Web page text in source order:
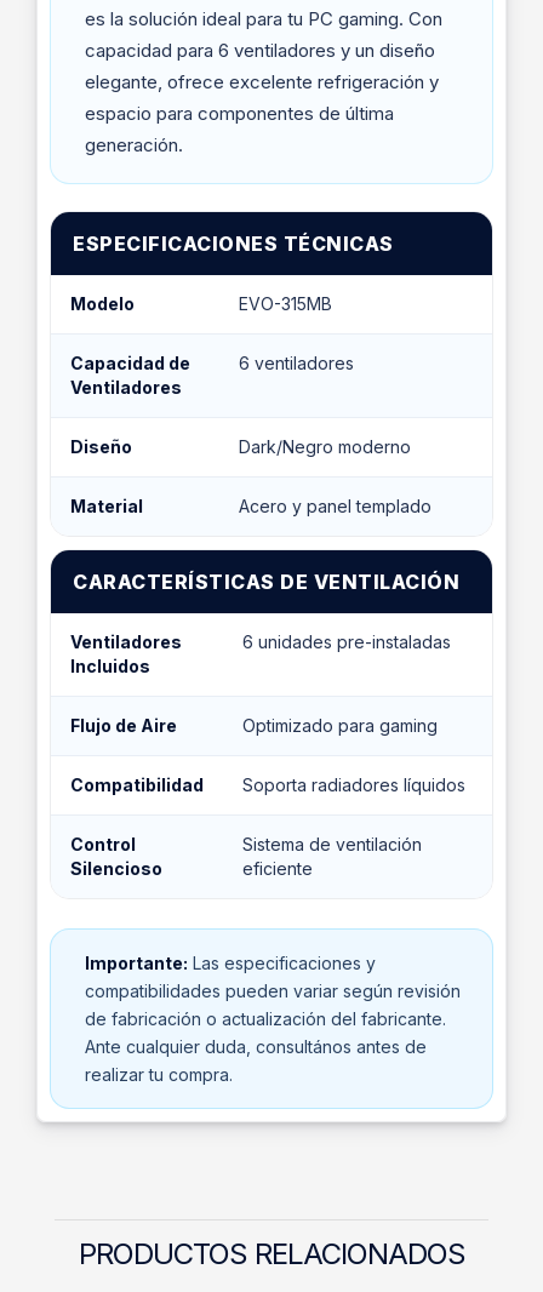
es la solución ideal para tu PC gaming. Con
capacidad para 6 ventiladores y un diseño
elegante, ofrece excelente refrigeración y
espacio para componentes de última
generación.
ESPECIFICACIONES TÉCNICAS
Modelo EVO-315MB
Capacidad de
Ventiladores
6 ventiladores
Diseño Dark/Negro moderno
Material Acero y panel templado
CARACTERÍSTICAS DE VENTILACIÓN
Ventiladores
Incluidos
6 unidades pre-instaladas
Flujo de Aire Optimizado para gaming
Compatibilidad Soporta radiadores líquidos
Control
Silencioso
Sistema de ventilación
eficiente
Importante: Las especificaciones y
compatibilidades pueden variar según revisión
de fabricación o actualización del fabricante.
Ante cualquier duda, consultános antes de
realizar tu compra.
PRODUCTOS RELACIONADOS